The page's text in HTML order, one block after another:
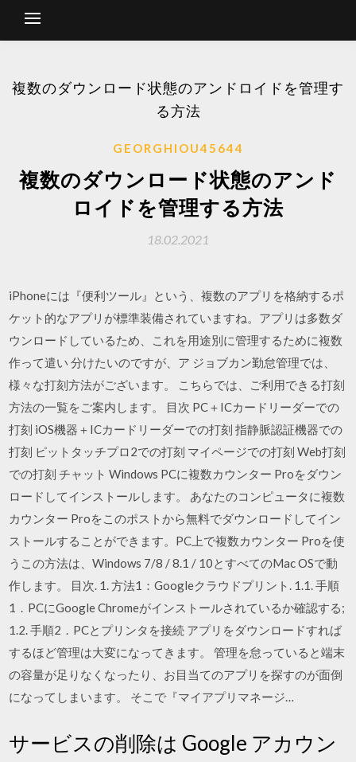
複数のダウンロード状態のアンドロイドを管理す
る方法
GEORGHIOU45644
複数のダウンロード状態のアンド
ロイドを管理する方法
18.02.2021
iPhoneには『便利ツール』という、複数のアプリを格納するポ
ケット的なアプリが標準装備されていますね。アプリは多数ダ
ウンロードしているため、これを用途別に管理するために複数
作って遣い 分けたいのですが、ア ジョブカン勤怠管理では、
様々な打刻方法がございます。 こちらでは、ご利用できる打刻
方法の一覧をご案内します。 目次 PC＋ICカードリーダーでの
打刻 iOS機器＋ICカードリーダーでの打刻 指静脈認証機器での
打刻 ピットタッチプロ2での打刻 マイページでの打刻 Web打刻
での打刻 チャット Windows PCに複数カウンター Proをダウン
ロードしてインストールします。 あなたのコンピュータに複数
カウンター Proをこのポストから無料でダウンロードしてイン
ストールすることができます。PC上で複数カウンター Proを使
うこの方法は、Windows 7/8 / 8.1 / 10とすべてのMac OSで動
作します。 目次. 1. 方法1：Googleクラウドプリント. 1.1. 手順
1．PCにGoogle Chromeがインストールされているか確認する;
1.2. 手順2．PCとプリンタを接続 アプリをダウンロードすれば
するほど管理は大変になってきます。 管理を怠っていると端末
の容量が足りなくなったり、お目当てのアプリを探すのが面倒
になってしまいます。 そこで『マイアプリマネージ…
サービスの削除は Google アカウン